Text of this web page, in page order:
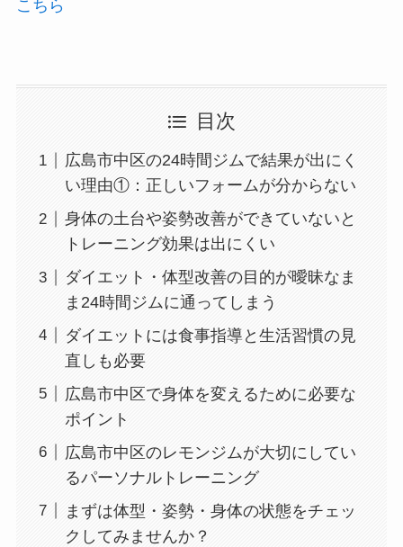
こちら
目次
広島市中区の24時間ジムで結果が出にく
い理由①：正しいフォームが分からない
身体の土台や姿勢改善ができていないと
トレーニング効果は出にくい
ダイエット・体型改善の目的が曖昧なま
ま24時間ジムに通ってしまう
ダイエットには食事指導と生活習慣の見
直しも必要
広島市中区で身体を変えるために必要な
ポイント
広島市中区のレモンジムが大切にしてい
るパーソナルトレーニング
まずは体型・姿勢・身体の状態をチェッ
クしてみませんか？